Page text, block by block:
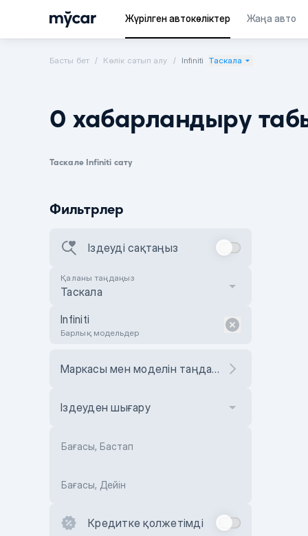
Жүрілген автокөліктер Жаңа авто
Басты бет Көлік сатып алу Infiniti Таскала
0 хабарландыру
Таскале Infiniti сату
Фильтрлер
Іздеуді сақтаңыз
Қаланы таңдаңыз
Таскала
Infiniti
Барлық модельдер
Маркасы мен моделін таңдаңыз
Іздеуден шығару
Бағасы, Бастап
Бағасы, Дейін
Кредитке қолжетімді